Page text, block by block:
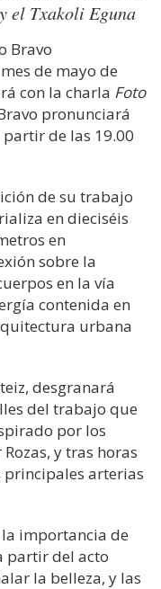
el Txakoli Eguna
Bravo
de mayo de
con la charla Foto
pronunciará
de las 19.00
de su trabajo
en dieciséis
en
sobre la
en la vía
contenida en
urbana
desgranará
del trabajo que
por los
y tras horas
principales arterias
importancia de
partir del acto
la belleza, y las